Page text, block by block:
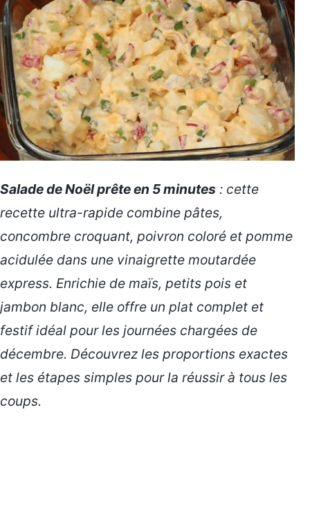
Salade de Noël prête en 5 minutes : cette
recette ultra-rapide combine pâtes,
concombre croquant, poivron coloré et pomme
acidulée dans une vinaigrette moutardée
express. Enrichie de maïs, petits pois et
jambon blanc, elle offre un plat complet et
festif idéal pour les journées chargées de
décembre. Découvrez les proportions exactes
et les étapes simples pour la réussir à tous les
coups.